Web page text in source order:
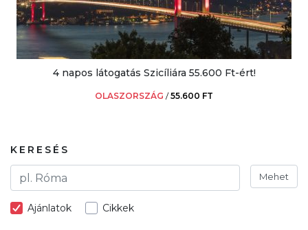
4 napos látogatás Szicíliára 55.600 Ft-ért!
OLASZORSZÁG /55.600 FT
KERESÉS
Mehet
Ajánlatok Cikkek